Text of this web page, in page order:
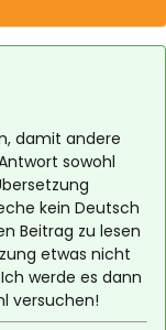
damit andere
sowohl
kein Deutsch
Beitrag zu lesen
etwas nicht
werde es dann
versuchen!